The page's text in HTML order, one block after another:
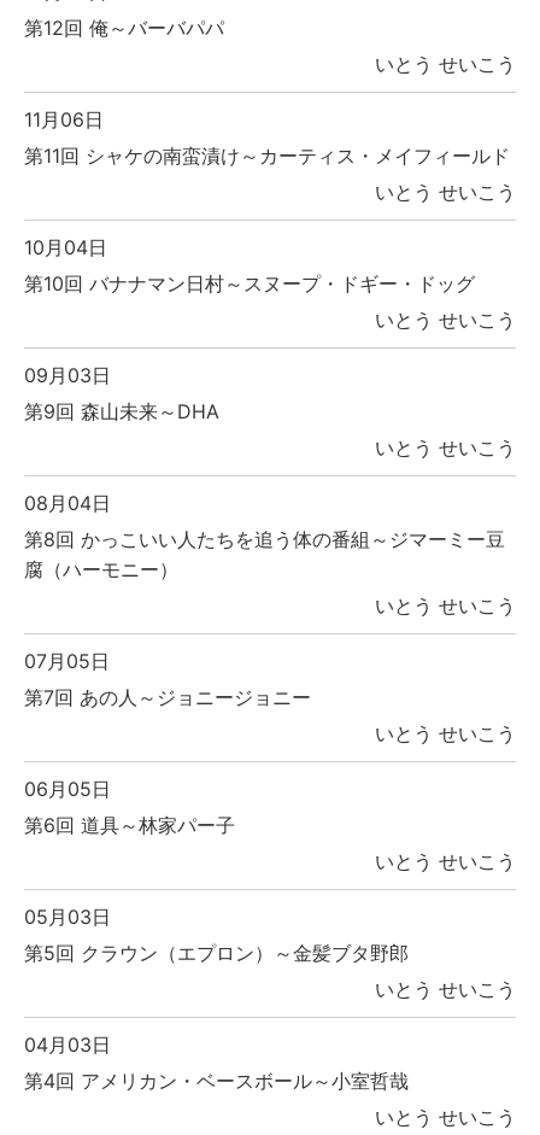
第12回 俺～バーバパパ
いとう せいこう
11月06日
第11回 シャケの南蛮漬け～カーティス・メイフィールド
いとう せいこう
10月04日
第10回 バナナマン日村～スヌープ・ドギー・ドッグ
いとう せいこう
09月03日
第9回 森山未来～DHA
いとう せいこう
08月04日
第8回 かっこいい人たちを追う体の番組～ジマーミー豆
腐（ハーモニー）
いとう せいこう
07月05日
第7回 あの人～ジョニージョニー
いとう せいこう
06月05日
第6回 道具～林家パー子
いとう せいこう
05月03日
第5回 クラウン（エプロン）～金髪ブタ野郎
いとう せいこう
04月03日
第4回 アメリカン・ベースボール～小室哲哉
いとう せいこう